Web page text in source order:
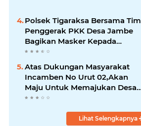
Polsek Tigaraksa Bersama Tim
Penggerak PKK Desa Jambe
Bagikan Masker Kepada
Pengguna Jalan
Atas Dukungan Masyarakat
Incamben No Urut 02,Akan
Maju Untuk Memajukan Desa
Tegal Kunir Kidul
Lihat Selengkapnya